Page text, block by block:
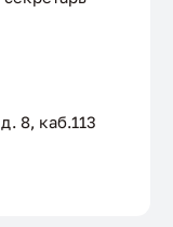
8, каб.113